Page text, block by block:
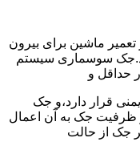
ماشین برای بیرون
سوسماری سیستم
حداقل و
قرار دارد،و جک
ظرفیت جک به آن اعمال
جک از حالت